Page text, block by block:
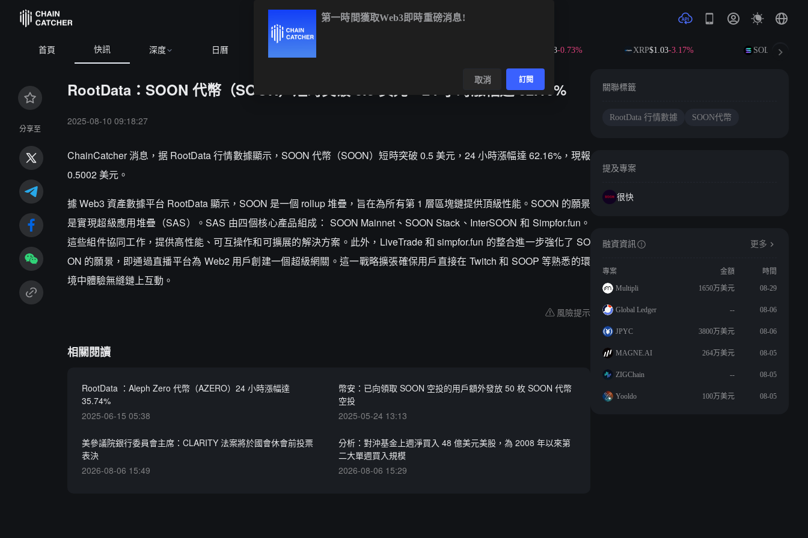
首頁 快訊 深度 日曆 -0.73% XRP$1.03-3.17% SOL$72.89
分享至
RootData：SOON 代幣（SOON）短時突破 0.5 美元，24 小時漲幅達 62.16%
2025-08-10 09:18:27
ChainCatcher 消息，据 RootData 行情數據顯示，SOON 代幣（SOON）短時突破 0.5 美元，24 小時漲幅達 62.16%，現報
0.5002 美元。
據 Web3 資產數據平台 RootData 顯示，SOON 是一個 rollup 堆疊，旨在為所有第 1 層區塊鏈提供頂級性能。SOON 的願景
是實現超級應用堆疊（SAS）。SAS 由四個核心產品組成： SOON Mainnet、SOON Stack、InterSOON 和 Simpfor.fun。
這些組件協同工作，提供高性能、可互操作和可擴展的解決方案。此外，LiveTrade 和 simpfor.fun 的整合進一步強化了 SO
ON 的願景，即通過直播平台為 Web2 用戶創建一個超級網關。這一戰略擴張確保用戶直接在 Twitch 和 SOOP 等熟悉的環
境中體驗無縫鏈上互動。
風險提示
相關閱讀
RootData ：Aleph Zero 代幣（AZERO）24 小時漲幅達
35.74%
2025-06-15 05:38
幣安：已向領取 SOON 空投的用戶額外發放 50 枚 SOON 代幣
空投
2025-05-24 13:13
美參議院銀行委員會主席：CLARITY 法案將於國會休會前投票
表決
2026-08-06 15:49
分析：對沖基金上週淨買入 48 億美元美股，為 2008 年以來第
二大單週買入規模
2026-08-06 15:29
關聯標籤
RootData 行情數據 SOON代幣
提及專案
很快
融資資訊 更多
專案 金額
時間
Multipli
1650万美元 08-29
Global Ledger -- 08-06
JPYC 3800万美元 08-06
MAGNE.AI 264万美元 08-05
ZIGChain -- 08-05
Yooldo 100万美元 08-05
第一時間獲取Web3即時重磅消息!
取消 訂閱